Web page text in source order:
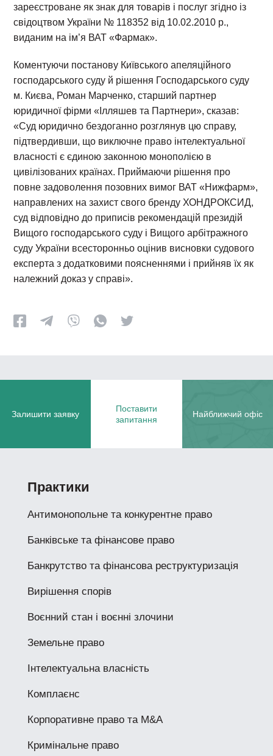
зареєстроване як знак для товарів і послуг згідно із
свідоцтвом України № 118352 від 10.02.2010 р.,
виданим на ім’я ВАТ «Фармак».
Коментуючи постанову Київського апеляційного
господарського суду й рішення Господарського суду
м. Києва, Роман Марченко, старший партнер
юридичної фірми «Ілляшев та Партнери», сказав:
«Суд юридично бездоганно розглянув цю справу,
підтвердивши, що виключне право інтелектуальної
власності є єдиною законною монополією в
цивілізованих країнах. Приймаючи рішення про
повне задоволення позовних вимог ВАТ «Нижфарм»,
направлених на захист свого бренду ХОНДРОКСИД,
суд відповідно до приписів рекомендацій президій
Вищого господарського суду і Вищого арбітражного
суду України всесторонньо оцінив висновки судового
експерта з додатковими поясненнями і прийняв їх як
належний доказ у справі».
Залишити заявку
Поставити
запитання
Найближчий офіс
Практики
Антимонопольне та конкурентне право
Банківське та фінансове право
Банкрутство та фінансова реструктуризація
Вирішення спорів
Воєнний стан і воєнні злочини
Земельне право
Інтелектуальна власність
Комплаєнс
Корпоративне право та M&A
Кримінальне право